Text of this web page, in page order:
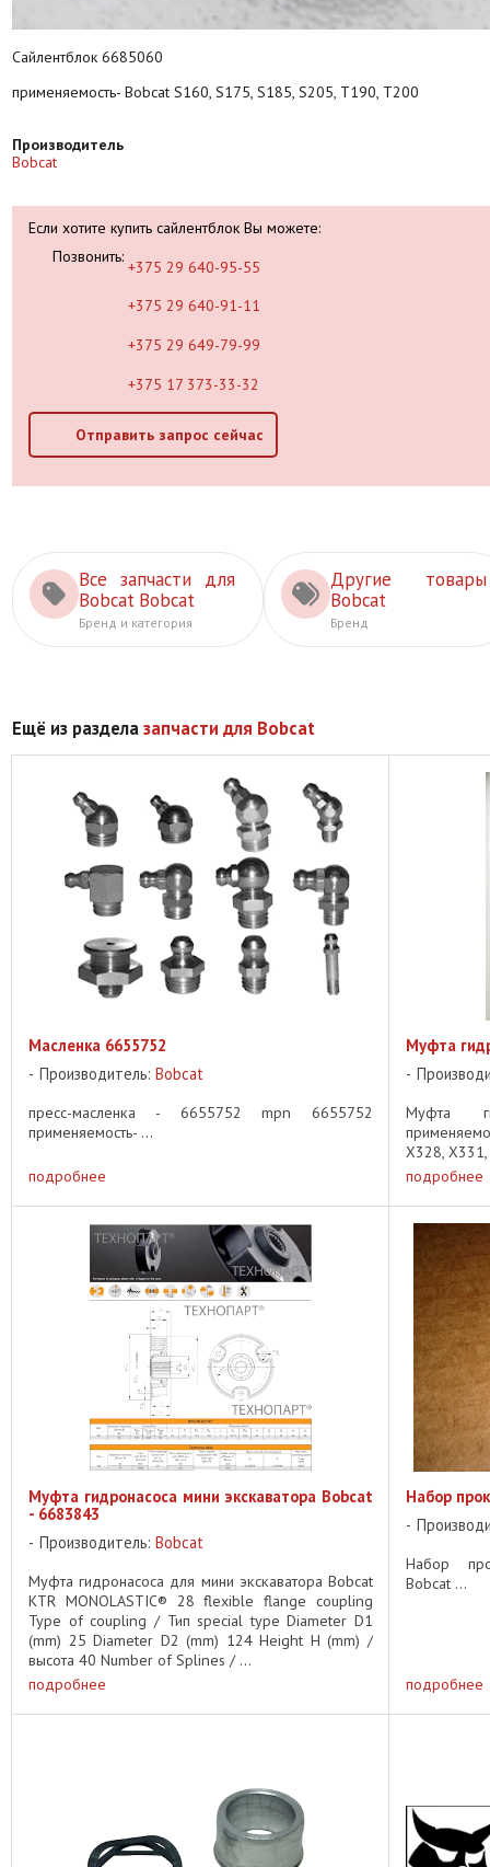
Сайлентблок 6685060
применяемость- Bobcat S160, S175, S185, S205, T190, T200
Производитель
Bobcat
Если хотите купить сайлентблок Вы можете:
Позвонить:
+375 29 640-95-55
+375 29 640-91-11
+375 29 649-79-99
+375 17 373-33-32
Отправить запрос сейчас
Все запчасти для
Bobcat Bobcat
Бренд и категория
Другие товары
Bobcat
Бренд
Ещё из разделазапчасти для Bobcat
Масленка 6655752
Производитель: Bobcat
пресс-масленка - 6655752 mpn 6655752
применяемость- ...
подробнее
Муфта
Муфта
X328,
подробнее
Муфта гидронасоса мини экскаватора Bobcat
- 6683843
Производитель: Bobcat
Муфта гидронасоса для мини экскаватора Bobcat
KTR MONOLASTIC® 28 flexible flange coupling
Type of coupling / Тип special type Diameter D1
(mm) 25 Diameter D2 (mm) 124 Height H (mm) /
высота 40 Number of Splines / ...
подробнее
Набор
Набор
Bobcat ...
подробнее